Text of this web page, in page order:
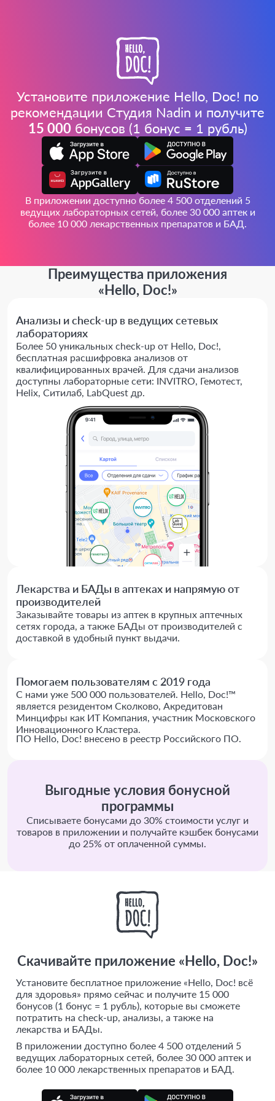
Установите приложение Hello, Doc! по
рекомендации Студия Nadin и получите
15 000бонусов (1 бонус = 1 рубль)
В приложении доступно более 4 500 отделений 5
ведущих лабораторных сетей, более 30 000 аптек и
более 10 000 лекарственных препаратов и БАД.
Преимущества приложения
«Hello, Doc!»
Анализы и check-up в ведущих сетевых
лабораториях
Более 50 уникальных check-up от Hello, Doc!,
бесплатная расшифровка анализов от
квалифицированных врачей. Для сдачи анализов
доступны лабораторные сети: INVITRO, Гемотест,
Helix, Ситилаб, LabQuest др.
Лекарства и БАДы в аптеках и напрямую от
производителей
Заказывайте товары из аптек в крупных аптечных
сетях города, а также БАДы от производителей с
доставкой в удобный пункт выдачи.
Помогаем пользователям с 2019 года
С нами уже 500 000 пользователей. Hello, Doc!™
является резидентом Сколково, Акредитован
Минцифры как ИТ Компания, участник Московского
Инновационного Кластера.
ПО Hello, Doc! внесено в реестр Российского ПО.
Выгодные условия бонусной
программы
Списываете бонусами до 30% стоимости услуг и
товаров в приложении и получайте кэшбек бонусами
до 25% от оплаченной суммы.
Скачивайте приложение «Hello, Doc!»
Установите бесплатное приложение «Hello, Doc! всё
для здоровья» прямо сейчас и получите 15 000
бонусов (1 бонус = 1 рубль), которые вы сможете
потратить на check-up, анализы, а также на
лекарства и БАДы.
В приложении доступно более 4 500 отделений 5
ведущих лабораторных сетей, более 30 000 аптек и
более 10 000 лекарственных препаратов и БАД.